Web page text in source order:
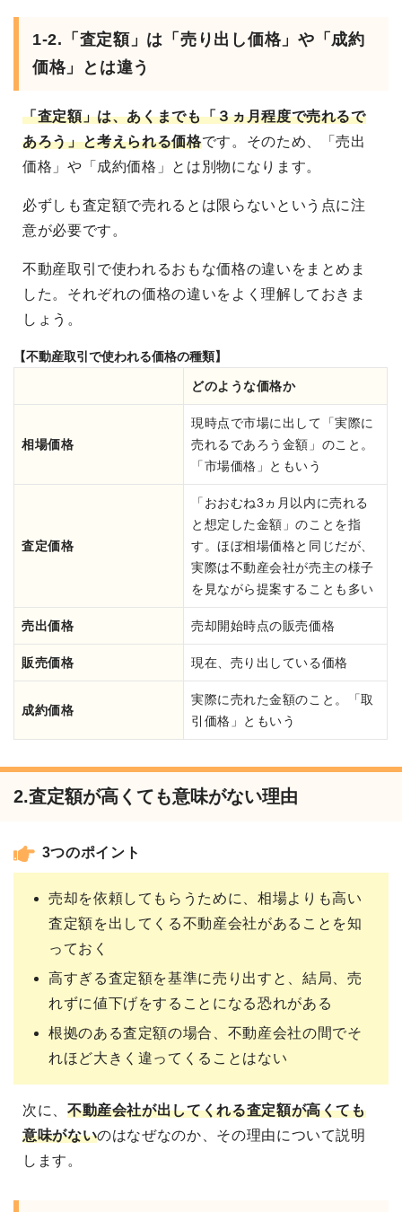
1-2.「査定額」は「売り出し価格」や「成約
価格」とは違う
「査定額」は、あくまでも「３ヵ月程度で売れるで
あろう」と考えられる価格です。そのため、「売出
価格」や「成約価格」とは別物になります。
必ずしも査定額で売れるとは限らないという点に注
意が必要です。
不動産取引で使われるおもな価格の違いをまとめま
した。それぞれの価格の違いをよく理解しておきま
しょう。
【不動産取引で使われる価格の種類】
どのような価格か
相場価格
現時点で市場に出して「実際に
売れるであろう金額」のこと。
「市場価格」ともいう
査定価格
「おおむね3ヵ月以内に売れる
と想定した金額」のことを指
す。ほぼ相場価格と同じだが、
実際は不動産会社が売主の様子
を見ながら提案することも多い
売出価格 売却開始時点の販売価格
販売価格 現在、売り出している価格
成約価格
実際に売れた金額のこと。「取
引価格」ともいう
2.査定額が高くても意味がない理由
3つのポイント
売却を依頼してもらうために、相場よりも高い
査定額を出してくる不動産会社があることを知
っておく
高すぎる査定額を基準に売り出すと、結局、売
れずに値下げをすることになる恐れがある
根拠のある査定額の場合、不動産会社の間でそ
れほど大きく違ってくることはない
次に、 不動産会社が出してくれる査定額が高くても
意味がないのはなぜなのか、その理由について説明
します。